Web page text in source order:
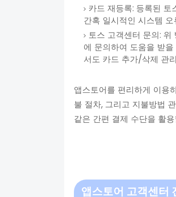
카드 재등록: 등록된
간혹 일시적인 시스템
토스 고객센터 문의:
에 문의하여 도움을 받
서도 카드 추가/삭제 관
앱스토어를 편리하게 이용
불 절차, 그리고 지불방법
같은 간편 결제 수단을 활
앱스토어 고객센터